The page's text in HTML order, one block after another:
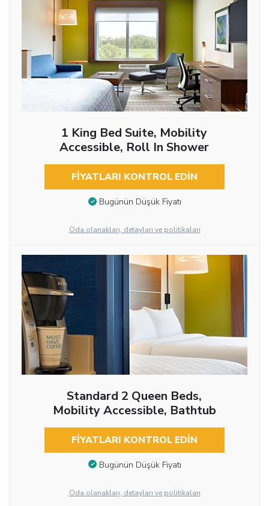
1 King Bed Suite, Mobility
Accessible, Roll In Shower
FIYATLARI KONTROL EDIN
Bugünün Düşük Fiyatı
Oda olanakları, detayları ve politikaları
Standard 2 Queen Beds,
Mobility Accessible, Bathtub
FIYATLARI KONTROL EDIN
Bugünün Düşük Fiyatı
Oda olanakları, detayları ve politikaları